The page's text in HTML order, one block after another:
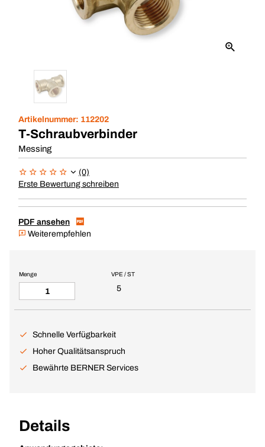
Artikelnummer: 112202
T-Schraubverbinder
Messing
(0)
Erste Bewertung schreiben
PDF ansehen
Weiterempfehlen
VPE / ST
5
Menge
Schnelle Verfügbarkeit
Hoher Qualitätsanspruch
Bewährte BERNER Services
Details